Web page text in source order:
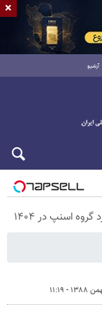
آرشیو
اسنپ در ۱۴۰۴
×